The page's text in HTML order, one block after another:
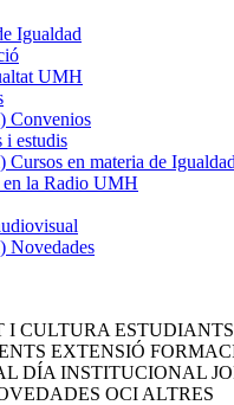
Igualdad
UMH
Convenios
i estudis
Cursos en materia de Igualdad
en la Radio UMH
Novedades
I CULTURA ESTUDIANTS
EXTENSIÓ
DÍA INSTITUCIONAL
OCI ALTRES